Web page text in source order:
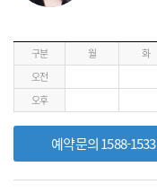
구분 월 화
오전
오후
예약문의 1588-1533